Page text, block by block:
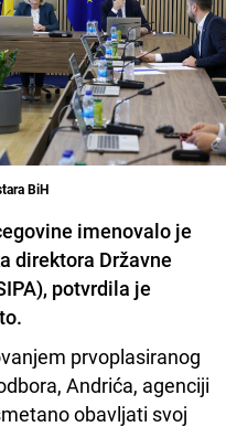
BiH
imenovalo je
direktora Državne
potvrdila je
prvoplasiranog
Andrića, agenciji
obavljati svoj